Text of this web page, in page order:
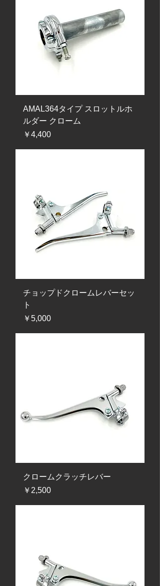
AMAL364タイプ スロットルホ
ルダー クローム
価格
￥4,400
チョップドクロームレバーセッ
ト
価格
￥5,000
クロームクラッチレバー
価格
￥2,500